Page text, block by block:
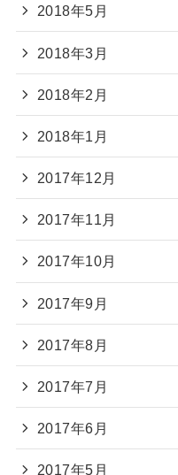
2018年5月
2018年3月
2018年2月
2018年1月
2017年12月
2017年11月
2017年10月
2017年9月
2017年8月
2017年7月
2017年6月
2017年5月